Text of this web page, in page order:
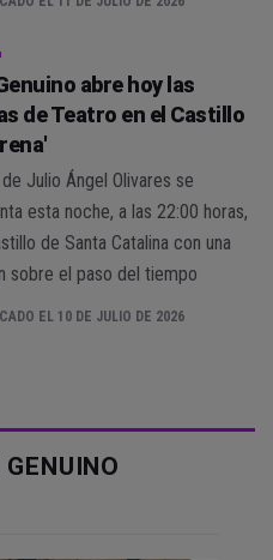
abre hoy las
de Teatro en el Castillo
Julio Ángel Olivares se
esta noche, a las 22:00 horas,
de Santa Catalina con una
sobre el paso del tiempo
EL 10 DE JULIO DE 2026